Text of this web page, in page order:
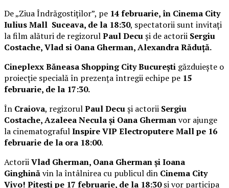
De „Ziua Îndrăgostiților”, pe 14 februarie, în Cinema City
Iulius Mall Suceava, de la 18:30, spectatorii sunt invitați
la film alături de regizorulPaul Decuși de actorii Sergiu
Costache, Vlad si Oana Gherman, Alexandra Răduță.
Cineplexx Băneasa Shopping City București găzduiește o
proiecție specială în prezența întregii echipe pe 15
februarie, de la 17:30.
În Craiova, regizorulPaul Decuși actorii Sergiu
Costache, Azaleea Necula și Oana Ghermanvor ajunge
la cinematografulInspire VIP Electroputere Mall pe 16
februarie de la ora 18:00.
ActoriiVlad Gherman, Oana Gherman și Ioana
Ginghinăvin la întâlnirea cu publicul din Cinema City
Vivo! Pitești pe 17 februarie, de la 18:30și vor participa